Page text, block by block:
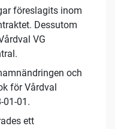
föreslagits inom
Dessutom
VG
och
för Vårdval
01-01.
ett